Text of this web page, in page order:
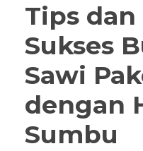
Tips
Sukses
Sawi
dengan
Sumbu